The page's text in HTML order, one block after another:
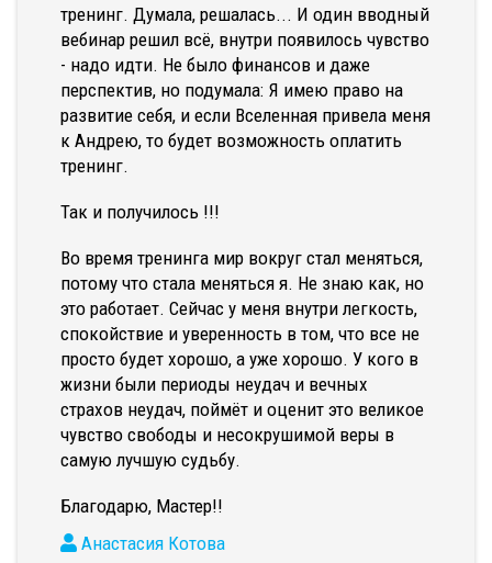
тренинг. Думала, решалась... И один вводный
вебинар решил всё, внутри появилось чувство
- надо идти. Не было финансов и даже
перспектив, но подумала: Я имею право на
развитие себя, и если Вселенная привела меня
к Андрею, то будет возможность оплатить
тренинг.
Так и получилось !!!
Во время тренинга мир вокруг стал меняться,
потому что стала меняться я. Не знаю как, но
это работает. Сейчас у меня внутри легкость,
спокойствие и уверенность в том, что все не
просто будет хорошо, а уже хорошо. У кого в
жизни были периоды неудач и вечных
страхов неудач, поймёт и оценит это великое
чувство свободы и несокрушимой веры в
самую лучшую судьбу.
Благодарю, Мастер!!
Анастасия Котова